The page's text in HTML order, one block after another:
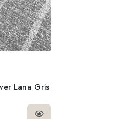
Lana Gris